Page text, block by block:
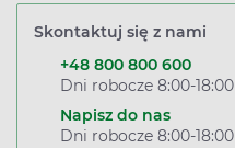
Skontaktuj się z nami
+48 800 800 600
Dni robocze 8:00-18:00
Napisz do nas
Dni robocze 8:00-18:00